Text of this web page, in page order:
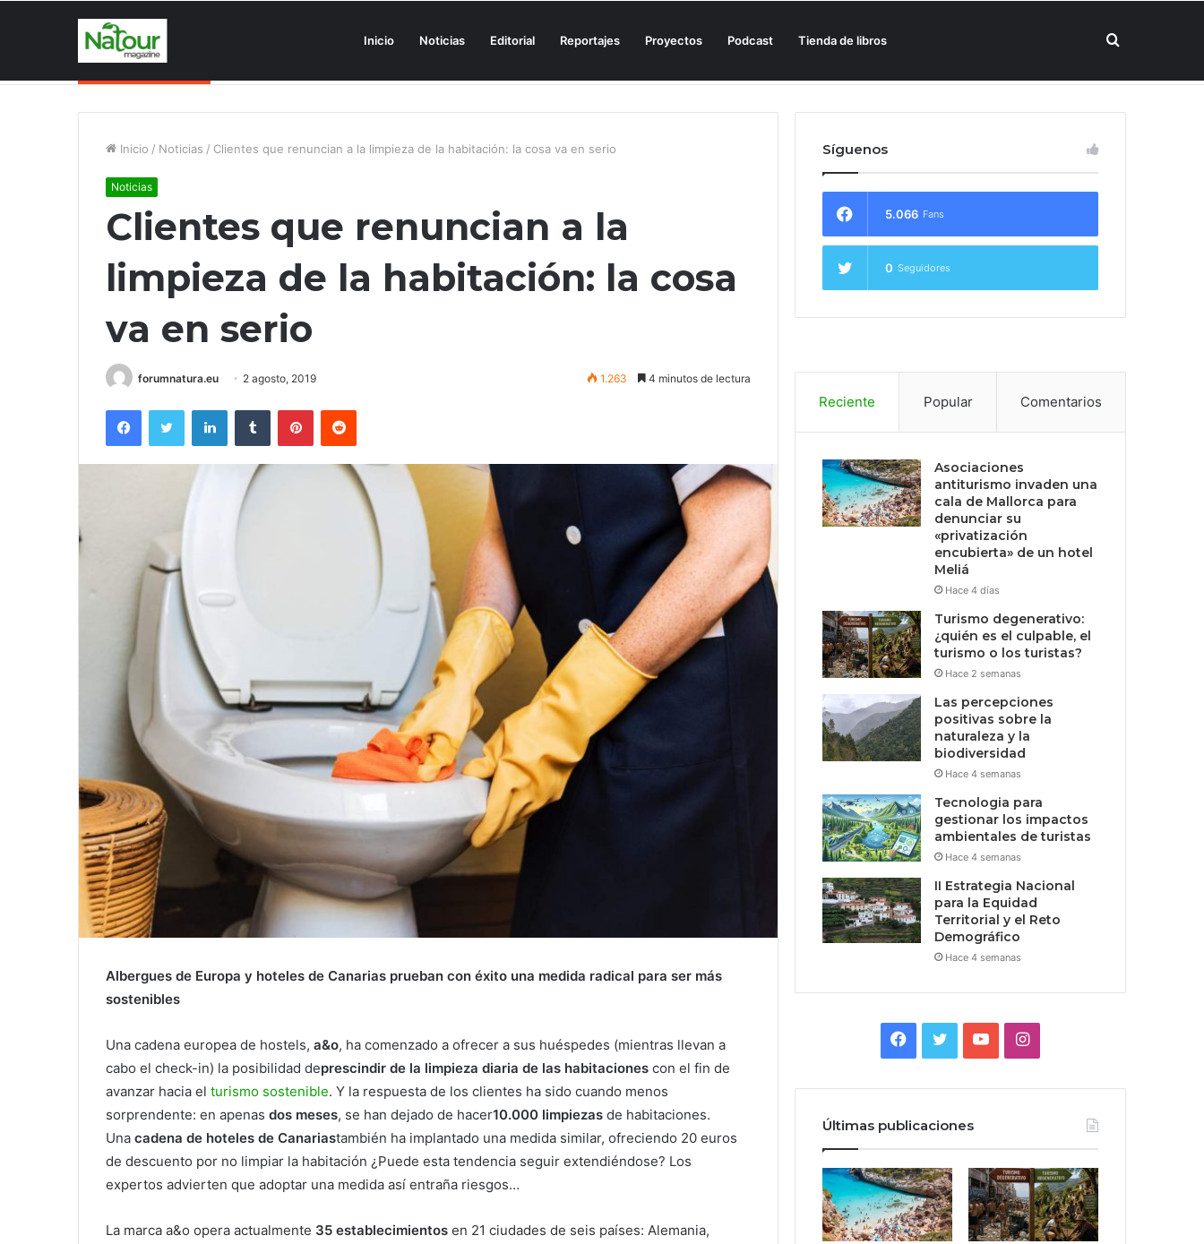
Inicio Noticias Editorial Reportajes Proyectos Podcast Tienda de libros Buscar
Inicio / Noticias / Clientes que renuncian a la limpieza de la habitación: la cosa va en serio
Noticias
Clientes que renuncian a la
limpieza de la habitación: la cosa
va en serio
forumnatura.eu 2 agosto, 2019 1.263 4 minutos de lectura
FacebookTwitter LinkedInTumblr PinterestReddit
Albergues de Europa y hoteles de Canarias prueban con éxito una medida radical para ser más
sostenibles
Una cadena europea de hostels, a&o, ha comenzado a ofrecer a sus huéspedes (mientras llevan a
cabo el check-in) la posibilidad deprescindir de la limpieza diaria de las habitaciones con el fin de
avanzar hacia el turismo sostenible. Y la respuesta de los clientes ha sido cuando menos
sorprendente: en apenas dos meses, se han dejado de hacer10.000 limpiezas de habitaciones.
Una cadena de hoteles de Canariastambién ha implantado una medida similar, ofreciendo 20 euros
de descuento por no limpiar la habitación ¿Puede esta tendencia seguir extendiéndose? Los
expertos advierten que adoptar una medida así entraña riesgos…
La marca a&o opera actualmente 35 establecimientos en 21 ciudades de seis países: Alemania,
Síguenos
5.066 Fans
0 Seguidores
Reciente Popular Comentarios
Asociaciones
antiturismo invaden una
cala de Mallorca para
denunciar su
«privatización
encubierta» de un hotel
Meliá
Hace 4 días
Turismo degenerativo:
¿quién es el culpable, el
turismo o los turistas?
Hace 2 semanas
Las percepciones
positivas sobre la
naturaleza y la
biodiversidad
Hace 4 semanas
Tecnologia para
gestionar los impactos
ambientales de turistas
Hace 4 semanas
II Estrategia Nacional
para la Equidad
Territorial y el Reto
Demográfico
Hace 4 semanas
Facebook
TwitterYouTubeInstagram
Últimas publicaciones